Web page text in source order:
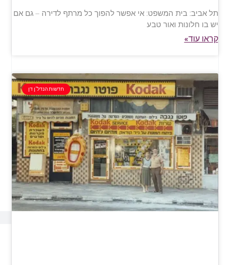
תל אביב: בית המשפט: אי אפשר להפוך כל מרתף לדירה – גם אם
יש בו חלונות ואור טבע
קראו עוד»
חדשות הנדל"ן דן